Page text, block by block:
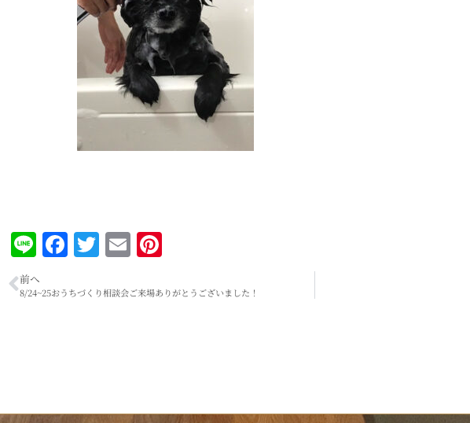
LineFacebook
Twitter
Email
前へ
8/24~25おうちづくり相談会ご来場ありがとうございました！